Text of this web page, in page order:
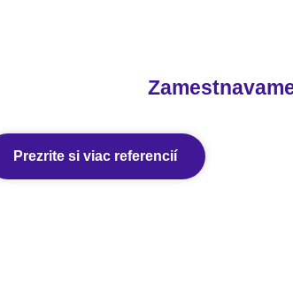
Prezrite si viac referencií